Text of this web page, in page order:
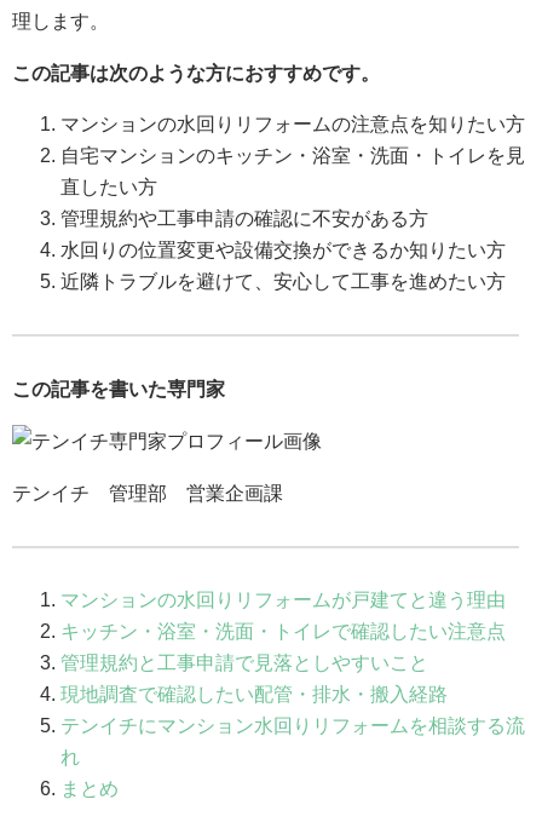
理します。
この記事は次のような方におすすめです。
マンションの水回りリフォームの注意点を知りたい方
自宅マンションのキッチン・浴室・洗面・トイレを見
直したい方
管理規約や工事申請の確認に不安がある方
水回りの位置変更や設備交換ができるか知りたい方
近隣トラブルを避けて、安心して工事を進めたい方
この記事を書いた専門家
テンイチ 管理部 営業企画課
マンションの水回りリフォームが戸建てと違う理由
キッチン・浴室・洗面・トイレで確認したい注意点
管理規約と工事申請で見落としやすいこと
現地調査で確認したい配管・排水・搬入経路
テンイチにマンション水回りリフォームを相談する流
れ
まとめ